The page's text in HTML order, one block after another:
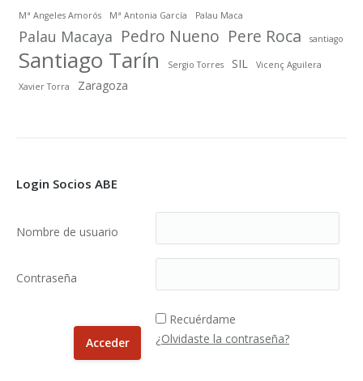
Mª Angeles Amorós
Mª Antonia García Palau Maca
Palau Macaya Pedro Nueno Pere Roca santiago
Santiago Tarín Sergio Torres SIL
Vicenç Aguilera
Xavier Torra
Zaragoza
Login Socios ABE
Nombre de usuario
Contraseña
Recuérdame
¿Olvidaste la contraseña?